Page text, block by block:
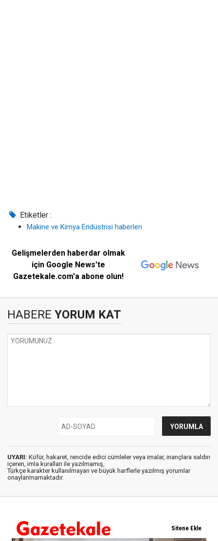
Etiketler :
Makine ve Kimya Endüstrisi haberleri
Gelişmelerden haberdar olmak
için Google News'te
Gazetekale.com'a abone olun!
HABERE YORUM KAT
UYARI: Küfür, hakaret, rencide edici cümleler veya imalar, inançlara saldırı
içeren, imla kuralları ile yazılmamış,
Türkçe karakter kullanılmayan ve büyük harflerle yazılmış yorumlar
onaylanmamaktadır.